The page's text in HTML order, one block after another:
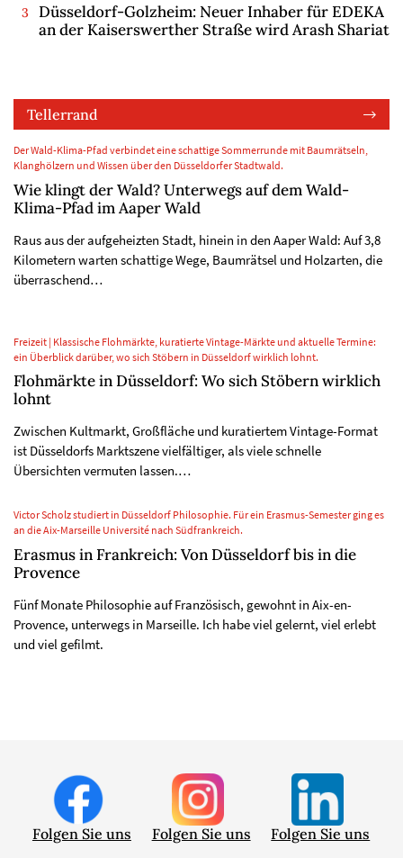
Düsseldorf-Golzheim: Neuer Inhaber für EDEKA
an der Kaiserswerther Straße wird Arash Shariat
Tellerrand
Der Wald-Klima-Pfad verbindet eine schattige Sommerrunde mit Baumrätseln,
Klanghölzern und Wissen über den Düsseldorfer Stadtwald.
Wie klingt der Wald? Unterwegs auf dem Wald-
Klima-Pfad im Aaper Wald
Raus aus der aufgeheizten Stadt, hinein in den Aaper Wald: Auf 3,8
Kilometern warten schattige Wege, Baumrätsel und Holzarten, die
überraschend…
Freizeit | Klassische Flohmärkte, kuratierte Vintage-Märkte und aktuelle Termine:
ein Überblick darüber, wo sich Stöbern in Düsseldorf wirklich lohnt.
Flohmärkte in Düsseldorf: Wo sich Stöbern wirklich
lohnt
Zwischen Kultmarkt, Großfläche und kuratiertem Vintage-Format
ist Düsseldorfs Marktszene vielfältiger, als viele schnelle
Übersichten vermuten lassen.…
Victor Scholz studiert in Düsseldorf Philosophie. Für ein Erasmus-Semester ging es
an die Aix-Marseille Université nach Südfrankreich.
Erasmus in Frankreich: Von Düsseldorf bis in die
Provence
Fünf Monate Philosophie auf Französisch, gewohnt in Aix-en-
Provence, unterwegs in Marseille. Ich habe viel gelernt, viel erlebt
und viel gefilmt.
Folgen Sie uns Folgen Sie uns Folgen Sie uns